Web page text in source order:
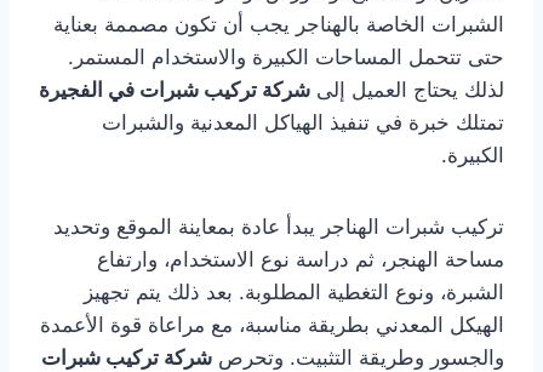
الشبرات الخاصة بالهناجر يجب أن تكون مصممة بعناية
حتى تتحمل المساحات الكبيرة والاستخدام المستمر.
لذلك يحتاج العميل إلى شركة تركيب شبرات في الفجيرة
تمتلك خبرة في تنفيذ الهياكل المعدنية والشبرات
الكبيرة.
تركيب شبرات الهناجر يبدأ عادة بمعاينة الموقع وتحديد
مساحة الهنجر، ثم دراسة نوع الاستخدام، وارتفاع
الشبرة، ونوع التغطية المطلوبة. بعد ذلك يتم تجهيز
الهيكل المعدني بطريقة مناسبة، مع مراعاة قوة الأعمدة
والجسور وطريقة التثبيت. وتحرص شركة تركيب شبرات